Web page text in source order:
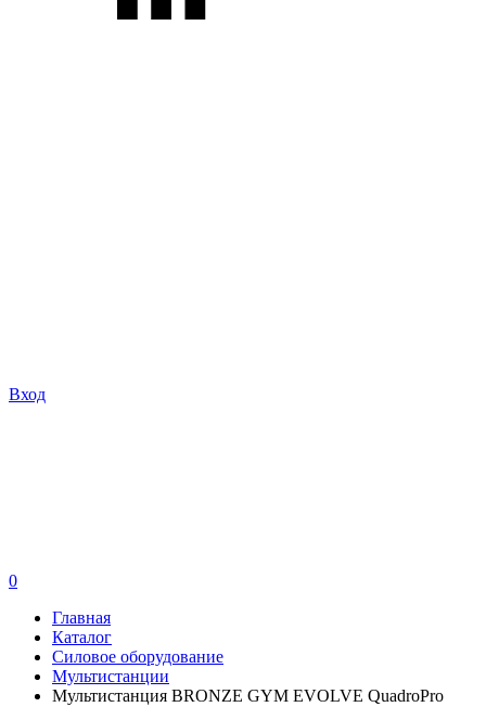
Вход
0
Главная
Каталог
Силовое оборудование
Мультистанции
Мультистанция BRONZE GYM EVOLVE QuadroPro